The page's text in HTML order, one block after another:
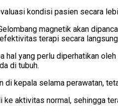
kondisi pasien secara
magnetik akan
terapi secara
yang perlu diperhatikan
di tubuh.
di kepala selama perawatan,
aktivitas normal, sehingga